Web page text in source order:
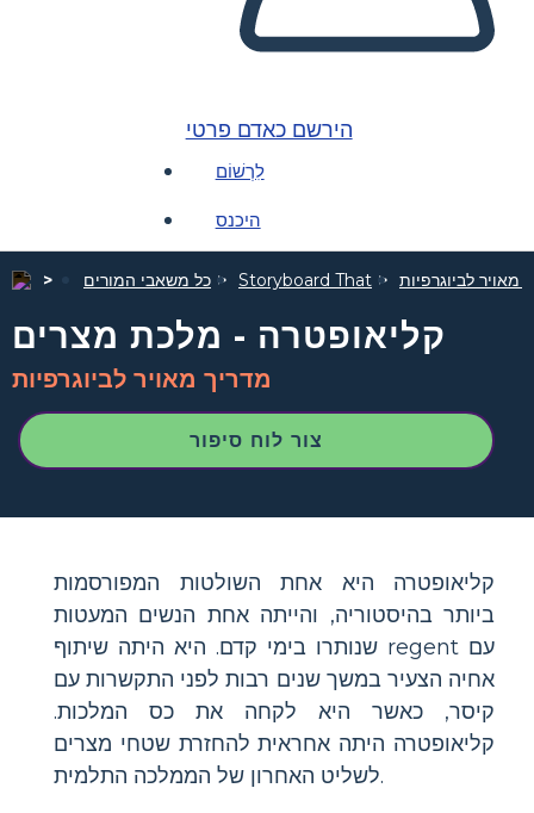
הירשם כאדם פרטי
לִרְשׁוֹם
היכנס
כל משאבי המורים Storyboard That מאויר לביוגרפיות
קליאופטרה - מלכת מצרים
מדריך מאויר לביוגרפיות
צור לוח סיפור
קליאופטרה היא אחת השולטות המפורסמות
ביותר בהיסטוריה, והייתה אחת הנשים המעטות
שנותרו בימי קדם. היא היתה שיתוף regent עם
אחיה הצעיר במשך שנים רבות לפני התקשרות עם
קיסר, כאשר היא לקחה את כס המלכות.
קליאופטרה היתה אחראית להחזרת שטחי מצרים
לשליט האחרון של הממלכה התלמית.